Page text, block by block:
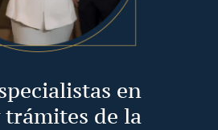
en
de la